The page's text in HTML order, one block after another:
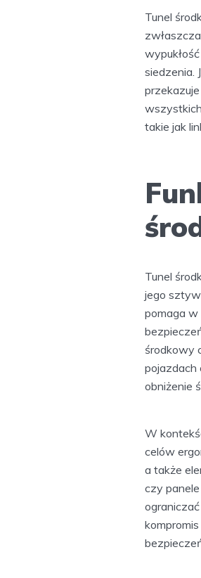
Tunel
siedzenia.
takie jak
Tunel
jego
pomaga w
środkowy
pojazdach
obniżenie
W
celów
a także
czy